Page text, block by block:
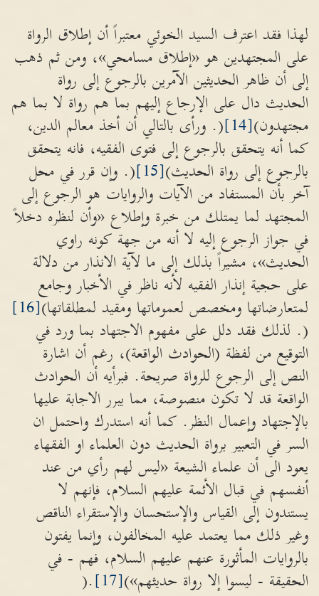
لهذا فقد اعترف السيد الخوئي معتبراً أن إطلاق الرواة
على المجتهدين هو «إطلاق مسامحي»، ومن ثم ذهب
إلى أن ظاهر الحديثين الآمرين بالرجوع إلى رواة
الحديث دال على الإرجاع إليهم بما هم رواة لا بما هم
مجتهدون)[14]
(. ورأى بالتالي أن أخذ معالم الدين،
كما أنه يتحقق بالرجوع إلى فتوى الفقيه، فانه يتحقق
بالرجوع إلى رواة الحديث)[15]
(. وإن قرر في محل
آخر بأن المستفاد من الآيات والروايات هو الرجوع إلى
المجتهد لما يمتلك من خبرة وإطلاع «وأن لنظره دخلاً
في جواز الرجوع إليه لا أنه من جهة كونه راوي
الحديث»، مشيراً بذلك إلى ما لآية الانذار من دلالة
على حجية إنذار الفقيه لأنه ناظر في الأخبار وجامع
لمتعارضاتها ومخصص لعموماتها ومقيد لمطلقاتها)[16]
(. لذلك فقد دلل على مفهوم الاجتهاد بما ورد في
التوقيع من لفظة (الحوادث الواقعة)، رغم أن اشارة
النص إلى الرجوع للرواة صريحة. فبرأيه أن الحوادث
الواقعة قد لا تكون منصوصة، مما يبرر الاجابة عليها
بالإجتهاد وإعمال النظر. كما أنه استدرك واحتمل ان
السر في التعبير برواة الحديث دون العلماء او الفقهاء
يعود الى أن علماء الشيعة «ليس لهم رأي من عند
أنفسهم في قبال الأئمة عليهم السلام، فإنهم لا
يستندون إلى القياس والإستحسان والإستقراء الناقص
وغير ذلك مما يعتمد عليه المخالفون، وإنما يفتون
بالروايات المأثورة عنهم عليهم السلام، فهم - في
الحقيقة - ليسوا إلا رواة حديثهم»)[17]
.(